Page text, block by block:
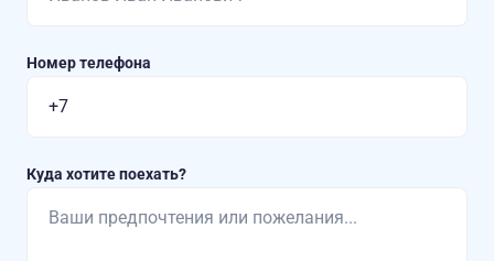
Номер телефона
Куда хотите поехать?